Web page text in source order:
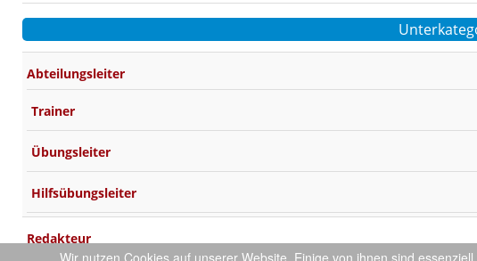
Abteilungsleiter
Trainer
Übungsleiter
Hilfsübungsleiter
Redakteur
Wir nutzen Cookies auf unserer Website. Einige von ihnen sind